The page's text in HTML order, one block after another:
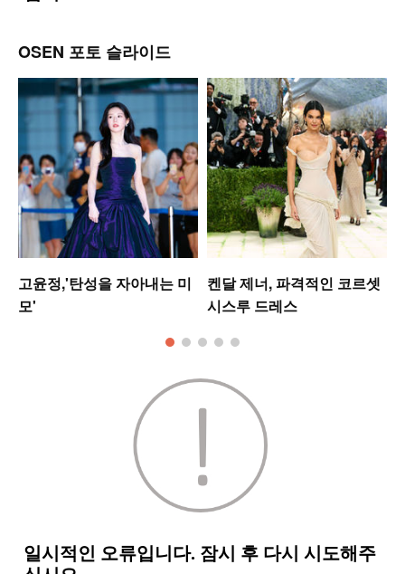
OSEN 포토 슬라이드
고윤정,'탄성을 자아내는 미
모'
켄달 제너, 파격적인 코르셋
시스루 드레스